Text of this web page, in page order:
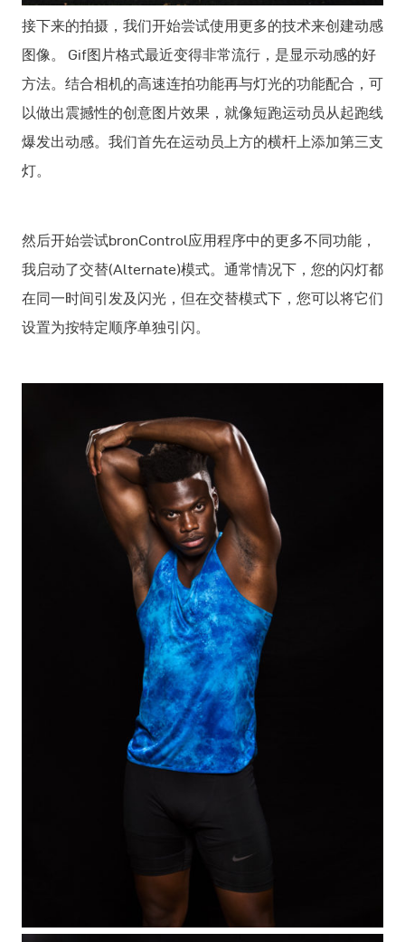
接下来的拍摄，我们开始尝试使用更多的技术来创建动感
图像。 Gif图片格式最近变得非常流行，是显示动感的好
方法。结合相机的高速连拍功能再与灯光的功能配合，可
以做出震撼性的创意图片效果，就像短跑运动员从起跑线
爆发出动感。我们首先在运动员上方的横杆上添加第三支
灯。
然后开始尝试bronControl应用程序中的更多不同功能，
我启动了交替(Alternate)模式。通常情况下，您的闪灯都
在同一时间引发及闪光，但在交替模式下，您可以将它们
设置为按特定顺序单独引闪。